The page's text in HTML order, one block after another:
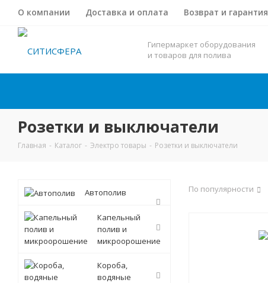
О компании Доставка и оплата Возврат и гарантия
Гипермаркет оборудования
и товаров для полива
Розетки и выключатели
Главная - Каталог - Электро товары - Розетки и выключатели
По популярности
Автополив
Капельный
полив и
микроорошение
Короба,
водяные